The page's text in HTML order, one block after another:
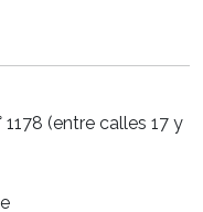
(entre calles 17 y